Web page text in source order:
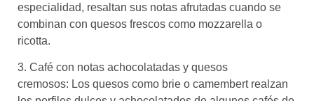
especialidad, resaltan sus notas afrutadas cuando se
combinan con quesos frescos como mozzarella o
ricotta.
3. Café con notas achocolatadas y quesos
cremosos: Los quesos como brie o camembert realzan